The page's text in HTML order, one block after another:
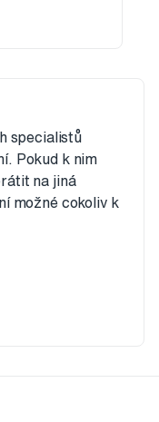
specialistů
Pokud k nim
na jiná
možné cokoliv k